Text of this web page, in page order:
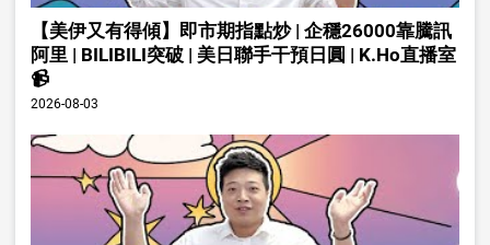
【美伊又有得傾】即市期指點炒 | 企穩26000靠騰訊
阿里 | BILIBILI突破 | 美日聯手干預日圓 | K.Ho直播室
📹
2026-08-03